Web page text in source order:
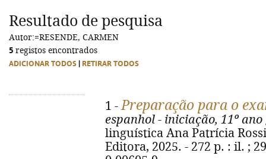
Ciências sociais...
Ciências sociais...
Resultado de pesquisa
Autor:=RESENDE, CARMEN
5 registos encontrados
ADICIONAR TODOS RETIRAR TODOS
1 -Preparação para o
espanhol - iniciação, 11º ano
linguística Ana Patrícia
Editora, 2025. - 272 p. : il. ;